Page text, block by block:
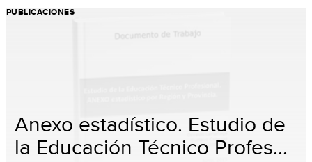
PUBLICACIONES
Anexo estadístico. Estudio de
la Educación Técnico Profes...